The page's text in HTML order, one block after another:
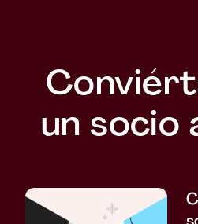
un socio